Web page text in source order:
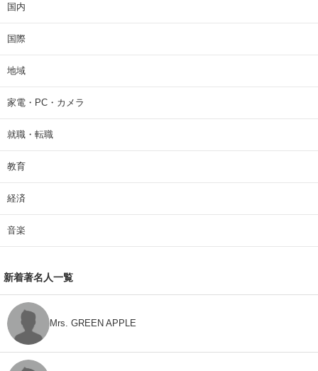
国内
国際
地域
家電・PC・カメラ
就職・転職
教育
経済
音楽
新着著名人一覧
Mrs. GREEN APPLE